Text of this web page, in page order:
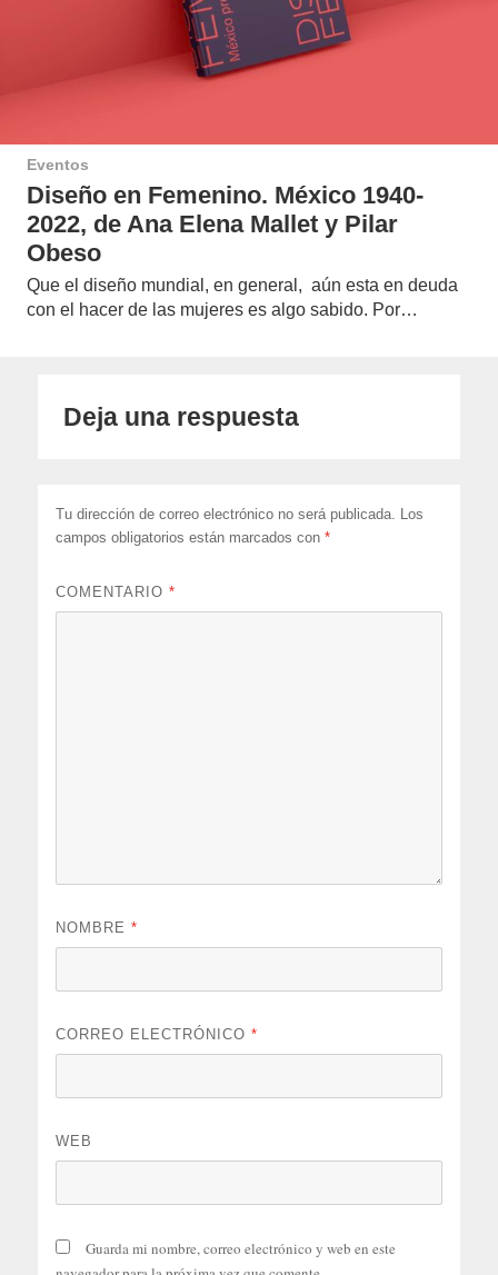
Eventos
Diseño en Femenino. México 1940-
2022, de Ana Elena Mallet y Pilar
Obeso
Que el diseño mundial, en general, aún esta en deuda
con el hacer de las mujeres es algo sabido. Por…
Deja una respuesta
Tu dirección de correo electrónico no será publicada. Los
campos obligatorios están marcados con*
COMENTARIO*
NOMBRE*
CORREO ELECTRÓNICO*
WEB
Guarda mi nombre, correo electrónico y web en este